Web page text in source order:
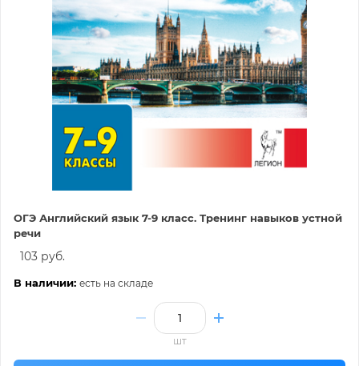
ОГЭ Английский язык 7-9 класс. Тренинг навыков устной
речи
103 руб.
В наличии: есть на складе
шт